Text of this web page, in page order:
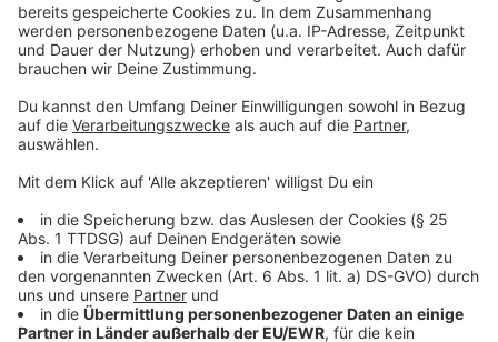
Stand der Eintragungen berichtete, zusätzliche Hilfen
und Vereinfachungen für Erklärungen im Register ins
Gespräch gebracht.
Anzeige
Fast alle Krankenhäuser angeschlossen
Anzeige
Laut Bundesgesundheitsministerium waren bis Ende
Februar 90 Prozent der Kliniken, die Organe